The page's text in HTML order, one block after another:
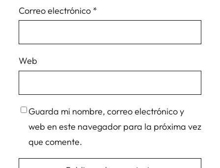
Correo electrónico *
Web
Guarda mi nombre, correo electrónico y
web en este navegador para la próxima vez
que comente.